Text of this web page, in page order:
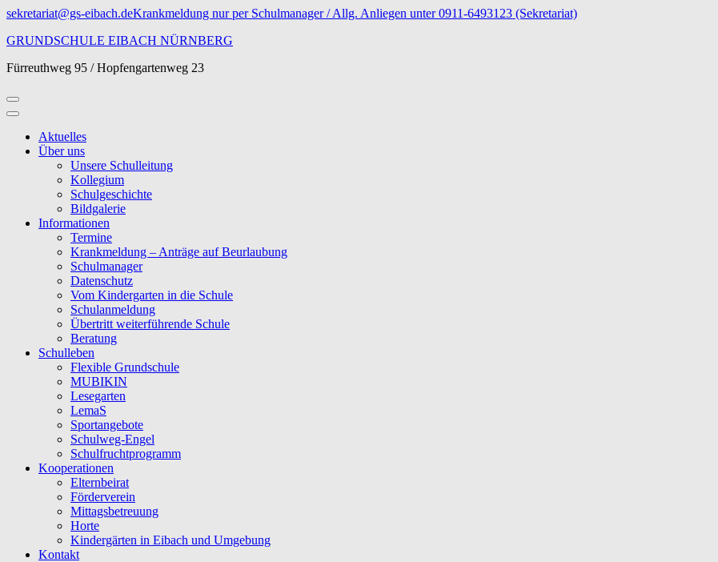
Zum
springen
drücken)
sekretariat@gs-eibach.deKrankmeldung nur per Schulmanager / Allg. Anliegen unter 0911-6493123 (Sekretariat)
GRUNDSCHULE EIBACH NÜRNBERG
Fürreuthweg 95 / Hopfengartenweg 23
Aktuelles
Über uns
Unsere Schulleitung
Kollegium
Schulgeschichte
Bildgalerie
Informationen
Termine
Krankmeldung – Anträge auf Beurlaubung
Schulmanager
Datenschutz
Vom Kindergarten in die Schule
Schulanmeldung
Übertritt weiterführende Schule
Beratung
Schulleben
Flexible Grundschule
MUBIKIN
Lesegarten
LemaS
Sportangebote
Schulweg-Engel
Schulfruchtprogramm
Kooperationen
Elternbeirat
Förderverein
Mittagsbetreuung
Horte
Kindergärten in Eibach und Umgebung
Kontakt